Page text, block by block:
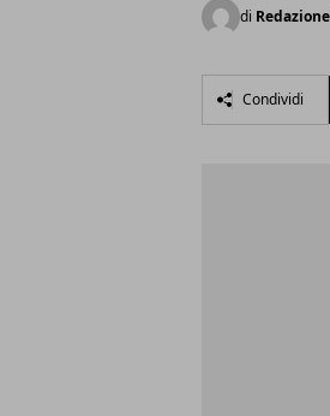
di Redazione
Condividi